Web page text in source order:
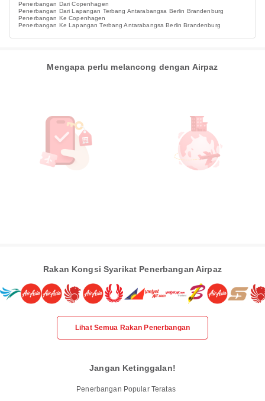
Penerbangan Dari Copenhagen
Penerbangan Dari Lapangan Terbang Antarabangsa Berlin Brandenburg
Penerbangan Ke Copenhagen
Penerbangan Ke Lapangan Terbang Antarabangsa Berlin Brandenburg
Mengapa perlu melancong dengan Airpaz
Rakan Kongsi Syarikat Penerbangan Airpaz
Lihat Semua Rakan Penerbangan
Jangan Ketinggalan!
Penerbangan Popular Teratas